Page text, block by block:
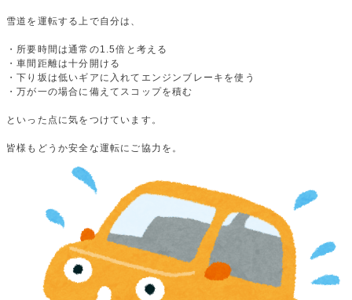
雪道を運転する上で自分は、
・所要時間は通常の1.5倍と考える
・車間距離は十分開ける
・下り坂は低いギアに入れてエンジンブレーキを使う
・万が一の場合に備えてスコップを積む
といった点に気をつけています。
皆様もどうか安全な運転にご協力を。